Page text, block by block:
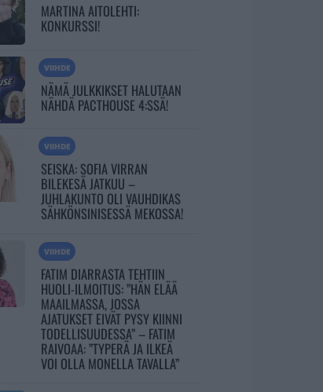
MARTINA AITOLEHTI:
KONKURSSI!
VIIHDE
NÄMÄ JULKKIKSET HALUTAAN
NÄHDÄ PACTHOUSE 4:SSÄ!
VIIHDE
SEISKA: SOFIA VIRRAN
BILEKESÄ JATKUU –
JUHLAKUNTO OLI VAUHDIKAS
SÄHKÖNSINISESSÄ MEKOSSA!
VIIHDE
FATIM DIARRASTA TEHTIIN
HUOLI-ILMOITUS: ”HÄN ELÄÄ
MAAILMASSA, JOSSA
AJATUKSET EIVÄT PYSY KIINNI
TODELLISUUDESSA” – FATIM
RAIVOAA: ”TYPERÄ JA ILKEÄ
VOI OLLA MONELLA TAVALLA”